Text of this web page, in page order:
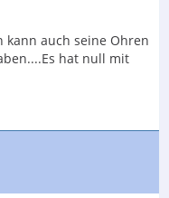
kann auch seine Ohren
hat null mit